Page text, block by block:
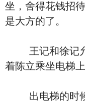
坐，舍得花钱招
是大方的了。
王记和徐记允
着陈立乘坐电梯上
出电梯的时候